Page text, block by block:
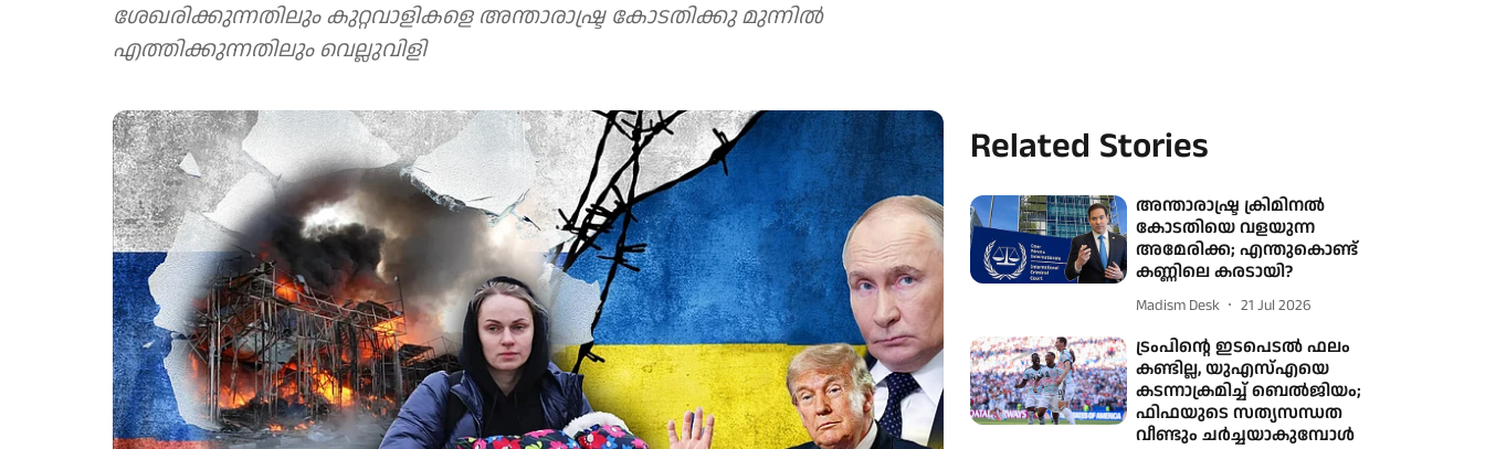
ശേഖരിക്കുന്നതിലും കുറ്റവാളികളെ അന്താരാഷ്ട്ര കോടതിക്കു മുന്നിൽ
എത്തിക്കുന്നതിലും വെല്ലുവിളി
Related Stories
അന്താരാഷ്ട്ര ക്രിമിനല്‍
കോടതിയെ വളയുന്ന
അമേരിക്ക; എന്തുകൊണ്ട്
കണ്ണിലെ കരടായി?
Madism Desk 21 Jul 2026
ട്രംപിന്റെ ഇടപെടൽ ഫലം
കണ്ടില്ല, യുഎസ്എയെ
കടന്നാക്രമിച്ച് ബെൽജിയം;
ഫിഫയുടെ സത്യസന്ധത
വീണ്ടും ചർച്ചയാകുമ്പോൾ